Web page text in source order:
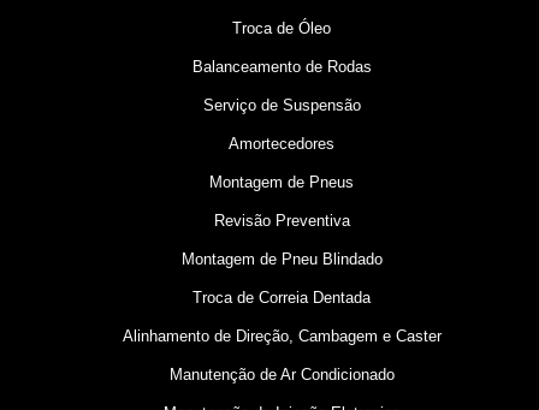
Troca de Óleo
Balanceamento de Rodas
Serviço de Suspensão
Amortecedores
Montagem de Pneus
Revisão Preventiva
Montagem de Pneu Blindado
Troca de Correia Dentada
Alinhamento de Direção, Cambagem e Caster
Manutenção de Ar Condicionado